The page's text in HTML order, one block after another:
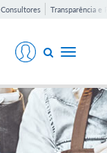
Consultores Transparência e
Toggle